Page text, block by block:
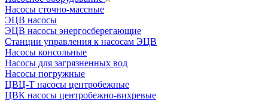
Насосы сточно-массные
ЭЦВ насосы
ЭЦВ насосы энергосберегающие
Станции управления к насосам ЭЦВ
Насосы консольные
Насосы для загрязненных вод
Насосы погружные
ЦВЦ-Т насосы центробежные
ЦВК насосы центробежно-вихревые